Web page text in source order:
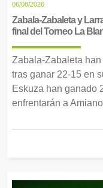
06/08/2026
Zabala-Zabaleta y
final del Torneo La
Zabala-Zabaleta
tras ganar 22-15 en
Eskuza han ganado
enfrentarán a